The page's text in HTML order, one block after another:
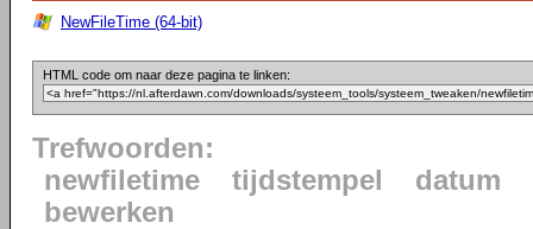
NewFileTime (64-bit)
HTML code om naar deze pagina te linken:
Trefwoorden:
newfiletime
tijdstempel
datum
bewerken